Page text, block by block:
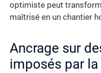
optimiste peut
maîtrisé en un chantier
Ancrage sur
imposés par